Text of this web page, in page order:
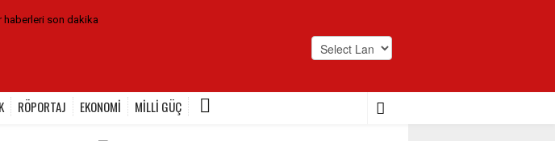
RÖPORTAJ EKONOMİ MİLLİ GÜÇ